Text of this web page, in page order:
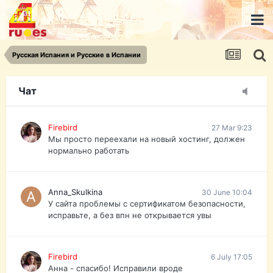
Русская Испания и Русские в Испании
Чат
urist.dokument@gmail.com
https://pasport-ua.com/
Телеграмм @uristpassua
Firebird
Друзья - из России без VPN сайт и форум
Firebird 27 Mar 9:23
Мы просто переехали на новый хостинг, должен
нормально работать
Anna_Skulkina 30 June 10:04
У сайта проблемы с сертификатом безопасности,
исправьте, а без впн не открывается увы
Firebird 6 July 17:05
Анна - спасибо! Исправили вроде